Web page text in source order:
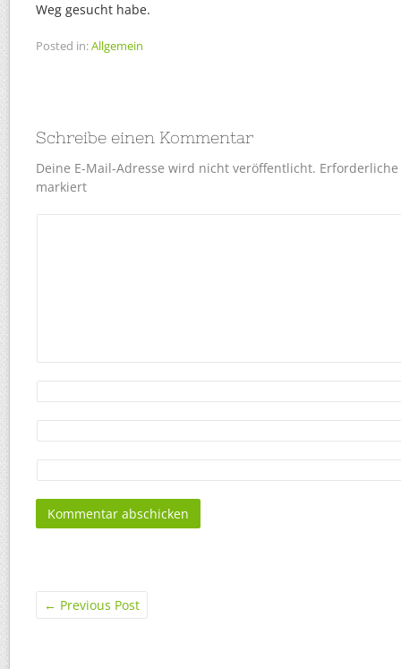
Weg gesucht habe.
Posted in:Allgemein
Schreibe einen Kommentar
Deine E-Mail-Adresse wird nicht veröffentlicht.
markiert
← Previous Post